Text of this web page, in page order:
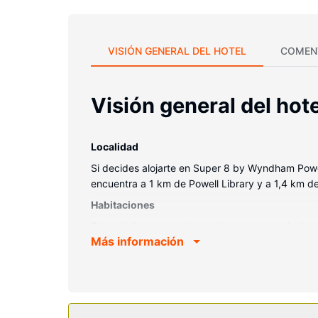
VISIÓN GENERAL DEL HOTEL
Visión general del
Localidad
Si decides alojarte en Super 8 by Wyndham
encuentra a 1 km de Powell Library y a 1,4 km
Habitaciones
contacto con los tuyos. Además, podrás
Más información